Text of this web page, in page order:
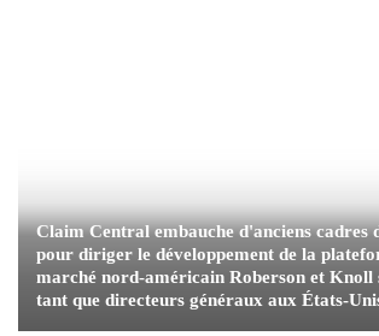
Claim Central embauche d'anciens cadres
pour diriger le développement de la
marché nord-américain Roberson et Knoll
tant que directeurs généraux aux États-